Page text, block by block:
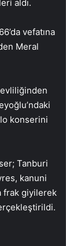
aldı.
vefatına
Meral
konserini
Tanburi
kanuni
frak giyilerek